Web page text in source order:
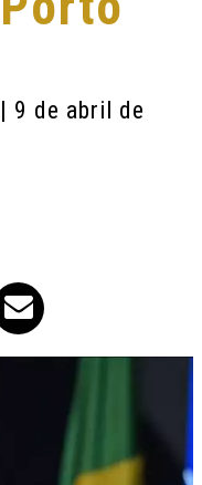
| 9 de abril de